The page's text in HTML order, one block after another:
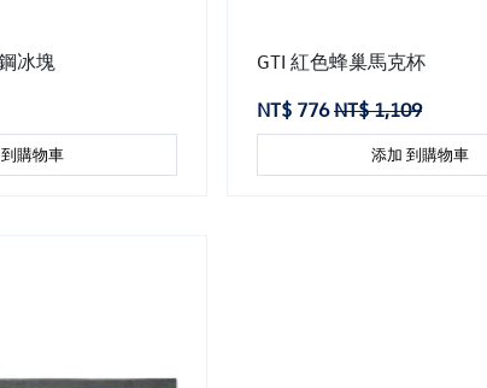
冰塊
添加 到購物車
GTI 紅色蜂巢馬克杯
NT$ 776NT$ 1,109
添加 到購物車